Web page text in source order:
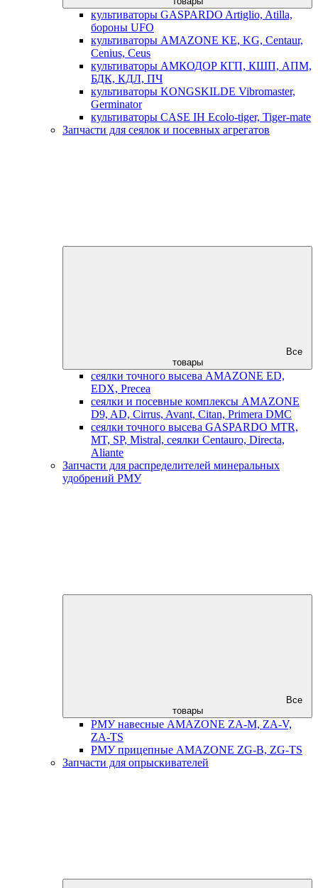
культиваторы GASPARDO Artiglio, Atilla,
бороны UFO
культиваторы AMAZONE KE, KG, Centaur,
Cenius, Ceus
культиваторы АМКОДОР КГП, КШП, АПМ,
БДК, КДЛ, ПЧ
культиваторы KONGSKILDE Vibromaster,
Germinator
культиваторы CASE IH Ecolo-tiger, Tiger-mate
Запчасти для сеялок и посевных агрегатов
Все
товары
сеялки точного высева AMAZONE ED,
EDX, Precea
сеялки и посевные комплексы AMAZONE
D9, AD, Cirrus, Avant, Citan, Primera DMC
сеялки точного высева GASPARDO MTR,
MT, SP, Mistral, сеялки Centauro, Directa,
Aliante
Запчасти для распределителей минеральных
удобрений РМУ
Все
товары
РМУ навесные AMAZONE ZA-M, ZA-V,
ZA-TS
РМУ прицепные AMAZONE ZG-B, ZG-TS
Запчасти для опрыскивателей